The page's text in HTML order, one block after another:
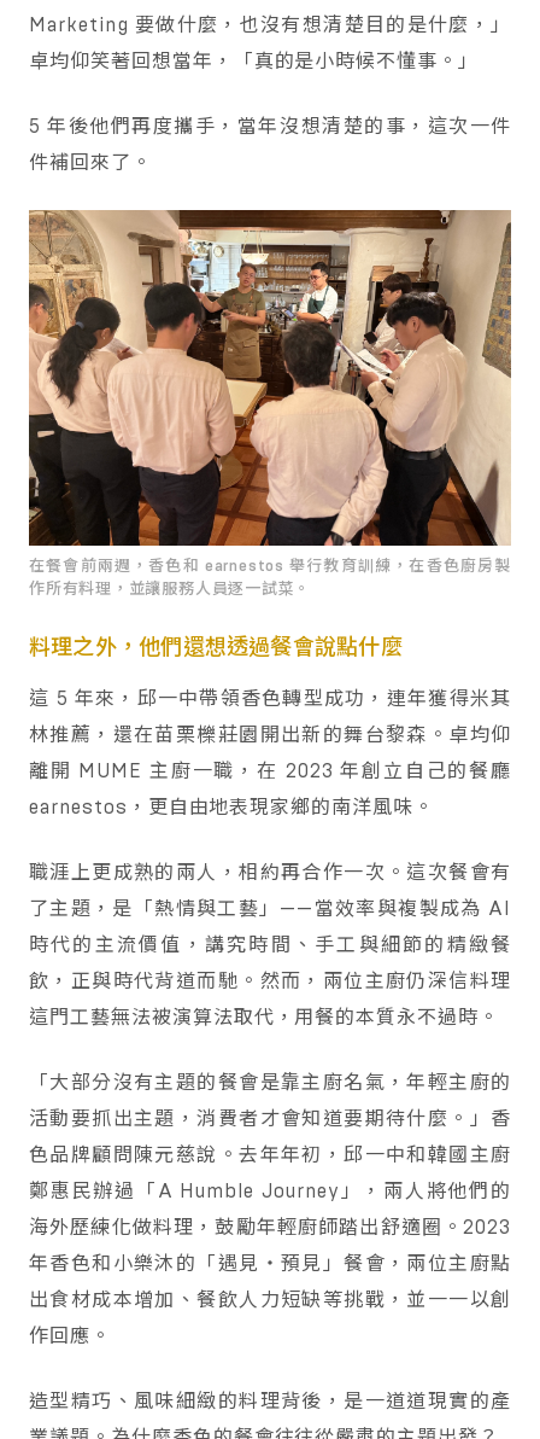
Marketing 要做什麼，也沒有想清楚目的是什麼，」
卓均仰笑著回想當年，「真的是小時候不懂事。」
5 年後他們再度攜手，當年沒想清楚的事，這次一件
件補回來了。
在餐會前兩週，香色和 earnestos 舉行教育訓練，在香色廚房製
作所有料理，並讓服務人員逐一試菜。
料理之外，他們還想透過餐會說點什麼
這 5 年來，邱一中帶領香色轉型成功，連年獲得米其
林推薦，還在苗栗櫟莊園開出新的舞台黎森。卓均仰
離開 MUME 主廚一職，在 2023 年創立自己的餐廳
earnestos，更自由地表現家鄉的南洋風味。
職涯上更成熟的兩人，相約再合作一次。這次餐會有
了主題，是「熱情與工藝」——當效率與複製成為 AI
時代的主流價值，講究時間、手工與細節的精緻餐
飲，正與時代背道而馳。然而，兩位主廚仍深信料理
這門工藝無法被演算法取代，用餐的本質永不過時。
「大部分沒有主題的餐會是靠主廚名氣，年輕主廚的
活動要抓出主題，消費者才會知道要期待什麼。」香
色品牌顧問陳元慈說。去年年初，邱一中和韓國主廚
鄭惠民辦過「A Humble Journey」，兩人將他們的
海外歷練化做料理，鼓勵年輕廚師踏出舒適圈。2023
年香色和小樂沐的「遇見・預見」餐會，兩位主廚點
出食材成本增加、餐飲人力短缺等挑戰，並一一以創
作回應。
造型精巧、風味細緻的料理背後，是一道道現實的產